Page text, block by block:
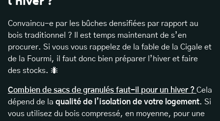
Convaincu-e par les bûches densifiées par rapport au
bois traditionnel ? Il est temps maintenant de s’en
procurer. Si vous vous rappelez de la fable de la Cigale et
de la Fourmi, il faut donc bien préparer l’hiver et faire
des stocks. 🐜
Combien de sacs de granulés faut-il pour un hiver ? Cela
dépend de la qualité de l’isolation de votre logement. Si
vous utilisez du bois compressé, en moyenne, pour une